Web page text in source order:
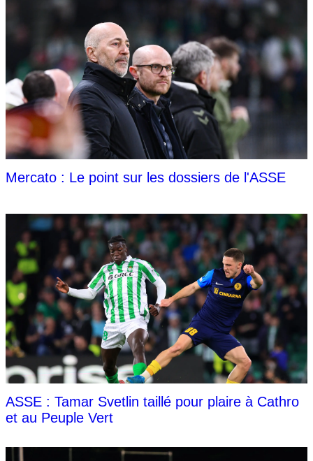
Mercato : Le point sur les dossiers de l'ASSE
ASSE : Tamar Svetlin taillé pour plaire à Cathro
et au Peuple Vert